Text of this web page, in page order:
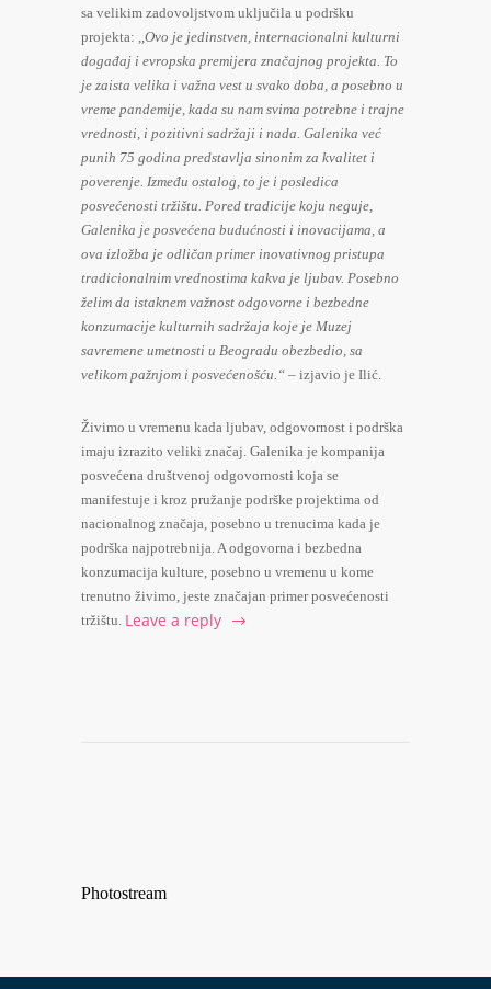
sa velikim zadovoljstvom uključila u podršku
projekta: ,,Ovo je jedinstven, internacionalni kulturni
događaj i evropska premijera značajnog projekta. To
je zaista velika i važna vest u svako doba, a posebno u
vreme pandemije, kada su nam svima potrebne i trajne
vrednosti, i pozitivni sadržaji i nada. Galenika već
punih 75 godina predstavlja sinonim za kvalitet i
poverenje. Između ostalog, to je i posledica
posvećenosti tržištu. Pored tradicije koju neguje,
Galenika je posvećena budućnosti i inovacijama, a
ova izložba je odličan primer inovativnog pristupa
tradicionalnim vrednostima kakva je ljubav. Posebno
želim da istaknem važnost odgovorne i bezbedne
konzumacije kulturnih sadržaja koje je Muzej
savremene umetnosti u Beogradu obezbedio, sa
velikom pažnjom i posvećenošću.“ – izjavio je Ilić.
Živimo u vremenu kada ljubav, odgovornost i podrška
imaju izrazito veliki značaj. Galenika je kompanija
posvećena društvenoj odgovornosti koja se
manifestuje i kroz pružanje podrške projektima od
nacionalnog značaja, posebno u trenucima kada je
podrška najpotrebnija. A odgovorna i bezbedna
konzumacija kulture, posebno u vremenu u kome
trenutno živimo, jeste značajan primer posvećenosti
tržištu. Leave a reply
Photostream